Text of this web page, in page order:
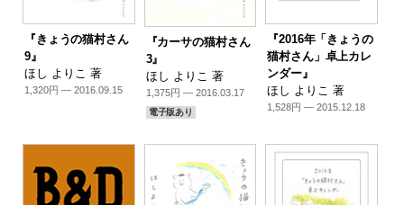
『きょうの猫村さん
9』
ほし よりこ 著
1,320円 — 2016.09.15
『カーサの猫村さん
3』
ほし よりこ 著
1,375円 — 2016.03.17
電子版あり
『2016年「きょうの
猫村さん」卓上カレ
ンダー』
ほし よりこ 著
1,528円 — 2015.12.18